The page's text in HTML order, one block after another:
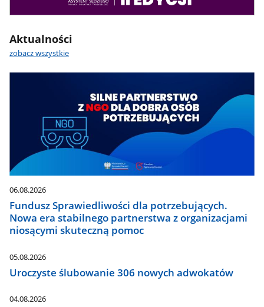
Aktualności
zobacz wszystkie
06.08.2026
Fundusz Sprawiedliwości dla potrzebujących.
Nowa era stabilnego partnerstwa z organizacjami
niosącymi skuteczną pomoc
05.08.2026
Uroczyste ślubowanie 306 nowych adwokatów
04.08.2026